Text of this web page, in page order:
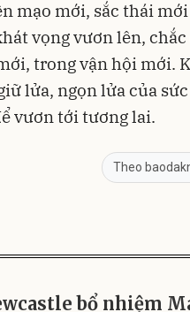
mạo mới, sắc thái
vọng vươn lên,
trong vận hội mới.
lửa, ngọn lửa của
vươn tới tương lai.
Theo
bổ nhiệm